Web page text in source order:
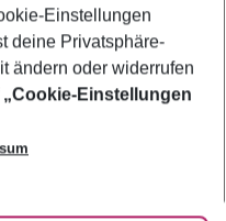
Einstellungen
deine Privatsphäre-
ändern oder widerrufen
„Cookie-Einstellungen